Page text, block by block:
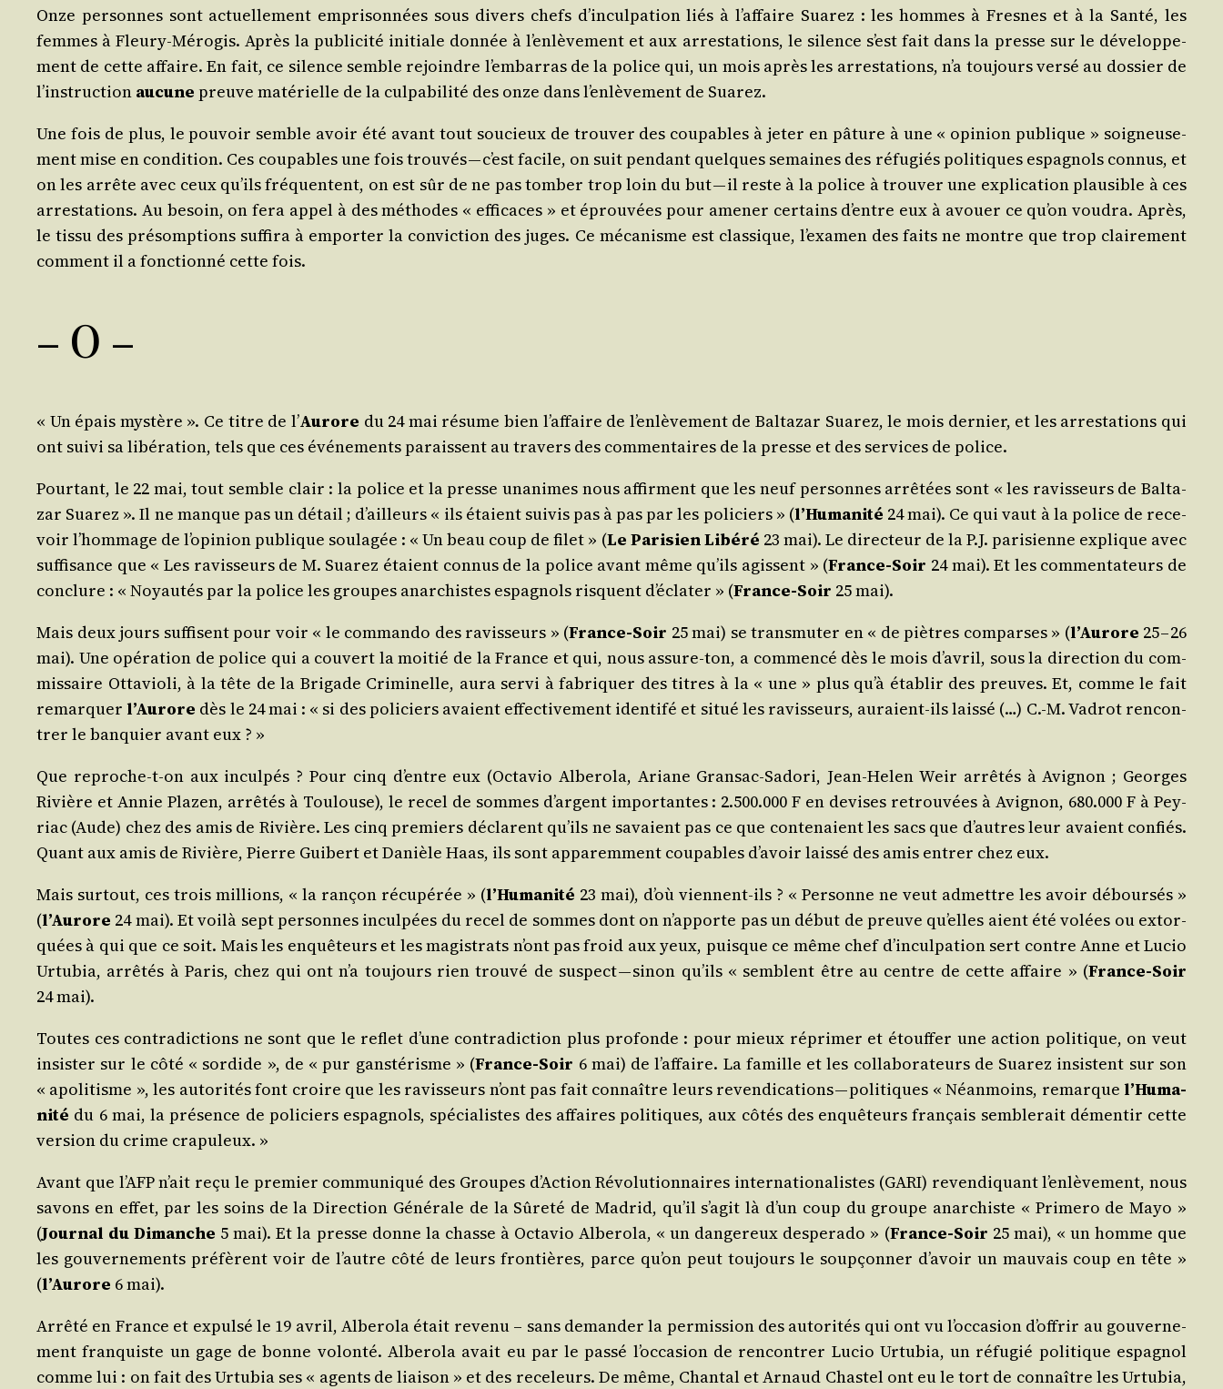
Onze per­sonnes sont actuel­le­ment empri­son­nées sous divers chefs d’in­cul­pa­tion liés à l’af­faire Sua­rez : les hommes à Fresnes et à la San­té, les
femmes à Fleu­ry-Méro­gis. Après la publi­ci­té ini­tiale don­née à l’en­lè­ve­ment et aux arres­ta­tions, le silence s’est fait dans la presse sur le déve­lop­pe­
ment de cette affaire. En fait, ce silence semble rejoindre l’embarras de la police qui, un mois après les arres­ta­tions, n’a tou­jours ver­sé au dos­sier de
l’ins­truc­tion aucune preuve maté­rielle de la culpa­bi­li­té des onze dans l’en­lè­ve­ment de Suarez.
Une fois de plus, le pou­voir semble avoir été avant tout sou­cieux de trou­ver des cou­pables à jeter en pâture à une « opi­nion publique » soi­gneu­se­
ment mise en condi­tion. Ces cou­pables une fois trou­vés — c’est facile, on suit pen­dant quelques semaines des réfu­giés poli­tiques espa­gnols connus, et
on les arrête avec ceux qu’ils fré­quentent, on est sûr de ne pas tom­ber trop loin du but — il reste à la police à trou­ver une expli­ca­tion plau­sible à ces
arres­ta­tions. Au besoin, on fera appel à des méthodes « effi­caces » et éprou­vées pour ame­ner cer­tains d’entre eux à avouer ce qu’on vou­dra. Après,
le tis­su des pré­somp­tions suf­fi­ra à empor­ter la convic­tion des juges. Ce méca­nisme est clas­sique, l’exa­men des faits ne montre que trop clai­re­ment
com­ment il a fonc­tion­né cette fois.
– O –
« Un épais mys­tère ». Ce titre de l’Aurore du 24 mai résume bien l’af­faire de l’en­lè­ve­ment de Bal­ta­zar Sua­rez, le mois der­nier, et les arres­ta­tions qui
ont sui­vi sa libé­ra­tion, tels que ces évé­ne­ments paraissent au tra­vers des com­men­taires de la presse et des ser­vices de police.
Pour­tant, le 22 mai, tout semble clair : la police et la presse una­nimes nous affirment que les neuf per­sonnes arrê­tées sont « les ravis­seurs de Bal­ta­
zar Sua­rez ». Il ne manque pas un détail ; d’ailleurs « ils étaient sui­vis pas à pas par les poli­ciers » (l’Hu­ma­ni­té 24 mai). Ce qui vaut à la police de rece­
voir l’hom­mage de l’o­pi­nion publique sou­la­gée : « Un beau coup de filet » (Le Pari­sien Libé­ré 23 mai). Le direc­teur de la P.J. pari­sienne explique avec
suf­fi­sance que « Les ravis­seurs de M. Sua­rez étaient connus de la police avant même qu’ils agissent » (France-Soir 24 mai). Et les com­men­ta­teurs de
conclure : « Noyau­tés par la police les groupes anar­chistes espa­gnols risquent d’é­cla­ter » (France-Soir 25 mai).
Mais deux jours suf­fisent pour voir « le com­man­do des ravis­seurs » (France-Soir 25 mai) se trans­mu­ter en « de piètres com­parses » (l’Au­rore 25 – 26
mai). Une opé­ra­tion de police qui a cou­vert la moi­tié de la France et qui, nous assure-ton, a com­men­cé dès le mois d’a­vril, sous la direc­tion du com­
mis­saire Otta­vio­li, à la tête de la Bri­gade Cri­mi­nelle, aura ser­vi à fabri­quer des titres à la « une » plus qu’à éta­blir des preuves. Et, comme le fait
remar­querl’Au­rore dès le 24 mai : « si des poli­ciers avaient effec­ti­ve­ment iden­ti­fé et situé les ravis­seurs, auraient-ils lais­sé (…) C.-M. Vadrot ren­con­
trer le ban­quier avant eux ? »
Que reproche-t-on aux incul­pés ? Pour cinq d’entre eux (Octa­vio Albe­ro­la, Ariane Gran­sac-Sado­ri, Jean-Helen Weir arrê­tés à Avi­gnon ; Georges
Rivière et Annie Pla­zen, arrê­tés à Tou­louse), le recel de sommes d’argent impor­tantes : 2.500.000 F en devises retrou­vées à Avi­gnon, 680.000 F à Pey­
riac (Aude) chez des amis de Rivière. Les cinq pre­miers déclarent qu’ils ne savaient pas ce que conte­naient les sacs que d’autres leur avaient confiés.
Quant aux amis de Rivière, Pierre Gui­bert et Danièle Haas, ils sont appa­rem­ment cou­pables d’a­voir lais­sé des amis entrer chez eux.
Mais sur­tout, ces trois mil­lions, « la ran­çon récu­pé­rée » (l’Hu­ma­ni­té 23 mai), d’où viennent-ils ? « Per­sonne ne veut admettre les avoir débour­sés »
(l’Au­rore 24 mai). Et voi­là sept per­sonnes incul­pées du recel de sommes dont on n’ap­porte pas un début de preuve qu’elles aient été volées ou extor­
quées à qui que ce soit. Mais les enquê­teurs et les magis­trats n’ont pas froid aux yeux, puisque ce même chef d’in­cul­pa­tion sert contre Anne et Lucio
Urtu­bia, arrê­tés à Paris, chez qui ont n’a tou­jours rien trou­vé de sus­pect — sinon qu’ils « semblent être au centre de cette affaire » (France-Soir
24 mai).
Toutes ces contra­dic­tions ne sont que le reflet d’une contra­dic­tion plus pro­fonde : pour mieux répri­mer et étouf­fer une action poli­tique, on veut
insis­ter sur le côté « sor­dide », de « pur gans­té­risme » (France-Soir 6 mai) de l’af­faire. La famille et les col­la­bo­ra­teurs de Sua­rez insistent sur son
« apo­li­tisme », les auto­ri­tés font croire que les ravis­seurs n’ont pas fait connaître leurs reven­di­ca­tions — poli­tiques « Néan­moins, remarque l’Hu­ma­
ni­té du 6 mai, la pré­sence de poli­ciers espa­gnols, spé­cia­listes des affaires poli­tiques, aux côtés des enquê­teurs fran­çais sem­ble­rait démen­tir cette
ver­sion du crime crapuleux. »
Avant que l’AFP n’ait reçu le pre­mier com­mu­ni­qué des Groupes d’Ac­tion Révo­lu­tion­naires inter­na­tio­na­listes (GARI) reven­di­quant l’en­lè­ve­ment, nous
savons en effet, par les soins de la Direc­tion Géné­rale de la Sûre­té de Madrid, qu’il s’a­git là d’un coup du groupe anar­chiste « Pri­me­ro de Mayo »
(Jour­nal du Dimanche 5 mai). Et la presse donne la chasse à Octa­vio Albe­ro­la, « un dan­ge­reux des­pe­ra­do » (France-Soir 25 mai), « un homme que
les gou­ver­ne­ments pré­fèrent voir de l’autre côté de leurs fron­tières, parce qu’on peut tou­jours le soup­çon­ner d’a­voir un mau­vais coup en tête »
(l’Au­rore 6 mai).
Arrê­té en France et expul­sé le 19 avril, Albe­ro­la était reve­nu – sans deman­der la per­mis­sion des auto­ri­tés qui ont vu l’oc­ca­sion d’of­frir au gou­ver­ne­
ment fran­quiste un gage de bonne volon­té. Albe­ro­la avait eu par le pas­sé l’oc­ca­sion de ren­con­trer Lucio Urtu­bia, un réfu­gié poli­tique espa­gnol
comme lui : on fait des Urtu­bia ses « agents de liai­son » et des rece­leurs. De même, Chan­tal et Arnaud Chas­tel ont eu le tort de connaître les Urtu­bia,